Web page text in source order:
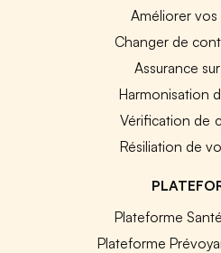
Améliorer
Changer de
Assurance
Harmonisation
Vérification de
Résiliation de
Plateforme
Plateforme